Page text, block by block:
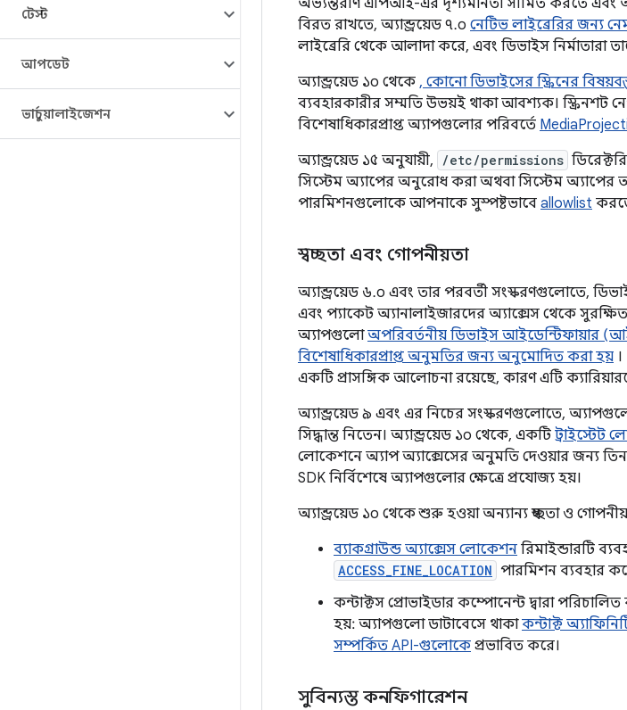
টেস্ট
আপডেট
ভার্চুয়ালাইজেশন
অভ্যন্তরীণ এপিআই-এর দৃশ্যমানতা সীমিত করতে এবং
বিরত রাখতে, অ্যান্ড্রয়েড ৭.০ নেটিভ লাইব্রেরির জন্য
লাইব্রেরি থেকে আলাদা করে, এবং ডিভাইস নির্মাতারা
অ্যান্ড্রয়েড ১০ থেকে , কোনো ডিভাইসের স্ক্রিনের
ব্যবহারকারীর সম্মতি উভয়ই থাকা আবশ্যক। স্ক্রিনশট
বিশেষাধিকারপ্রাপ্ত অ্যাপগুলোর পরিবর্তে
অ্যান্ড্রয়েড ১৫ অনুযায়ী,
/etc/permissions
সিস্টেম অ্যাপের অনুরোধ করা অথবা সিস্টেম অ্যাপের
পারমিশনগুলোকে আপনাকে সুস্পষ্টভাবে allowlist
স্বচ্ছতা এবং গোপনীয়তা
অ্যান্ড্রয়েড ৬.০ এবং তার পরবর্তী সংস্করণগুলোতে,
এবং প্যাকেট অ্যানালাইজারদের অ্যাক্সেস থেকে
অ্যাপগুলোঅপরিবর্তনীয় ডিভাইস আইডেন্টিফায়ার
বিশেষাধিকারপ্রাপ্ত অনুমতির জন্য অনুমোদিত করা হয়
একটি প্রাসঙ্গিক আলোচনা রয়েছে, কারণ এটি
অ্যান্ড্রয়েড ৯ এবং এর নিচের সংস্করণগুলোতে,
সিদ্ধান্ত নিতেন। অ্যান্ড্রয়েড ১০ থেকে, একটি ট্রাইস্টেট
লোকেশনে অ্যাপ অ্যাক্সেসের অনুমতি দেওয়ার জন্য
SDK নির্বিশেষে অ্যাপগুলোর ক্ষেত্রে প্রযোজ্য হয়।
অ্যান্ড্রয়েড ১০ থেকে শুরু হওয়া অন্যান্য স্বচ্ছতা ও
ব্যাকগ্রাউন্ড অ্যাক্সেস লোকেশন রিমাইন্ডারটি
ACCESS_FINE_LOCATION পারমিশন ব্যবহার
কন্টাক্টস প্রোভাইডার কম্পোনেন্ট দ্বারা
হয়: অ্যাপগুলো ডাটাবেসে থাকাকন্টাক্ট
সম্পর্কিত API-গুলোকে প্রভাবিত করে।
সুবিন্যস্ত কনফিগারেশন